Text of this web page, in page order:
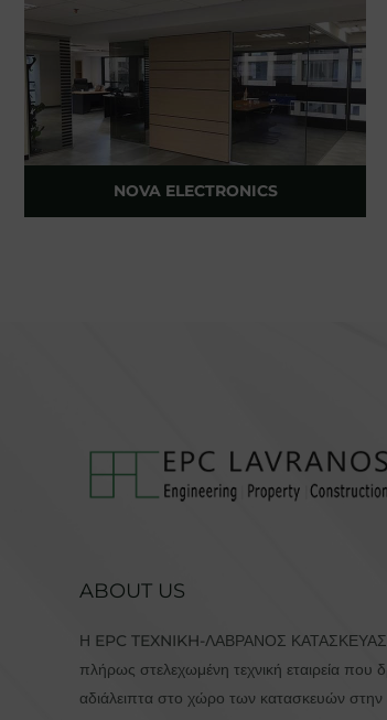
NOVA ELECTRONICS
ABOUT US
Η EPC TEXNIKH-ΛΑΒΡΑΝΟΣ
πλήρως στελεχωμένη τεχνική εταιρεία που
αδιάλειπτα στο χώρο των κατασκευών